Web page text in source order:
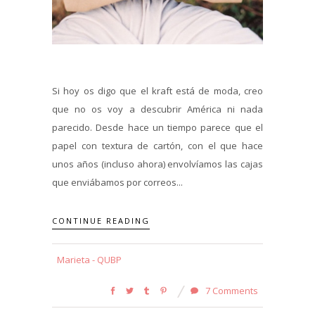
Si hoy os digo que el kraft está de moda, creo
que no os voy a descubrir América ni nada
parecido. Desde hace un tiempo parece que el
papel con textura de cartón, con el que hace
unos años (incluso ahora) envolvíamos las cajas
que enviábamos por correos...
CONTINUE READING
Marieta - QUBP
7 Comments